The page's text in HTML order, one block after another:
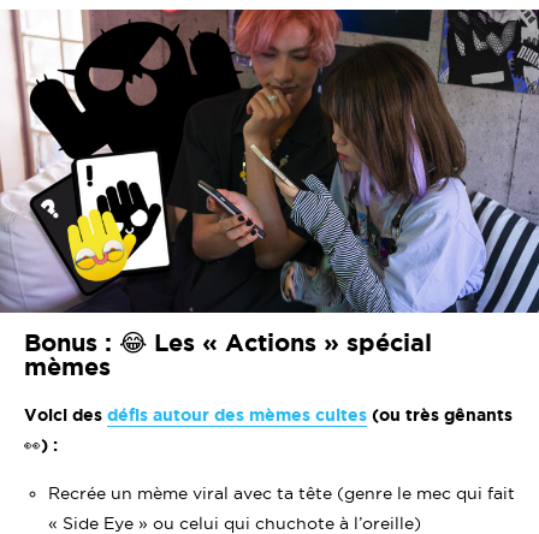
Bonus : 😂 Les « Actions » spécial
mèmes
Voici des défis autour des mèmes cultes (ou très gênants
👀) :
Recrée un mème viral avec ta tête (genre le mec qui fait
« Side Eye » ou celui qui chuchote à l’oreille)